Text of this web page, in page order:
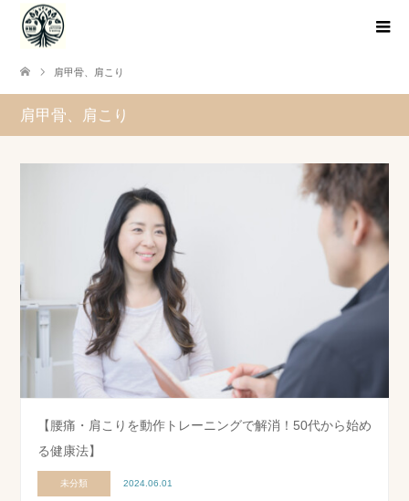
肩甲骨、肩こり
肩甲骨、肩こり
【腰痛・肩こりを動作トレーニングで解消！50代から始め
る健康法】
未分類 2024.06.01